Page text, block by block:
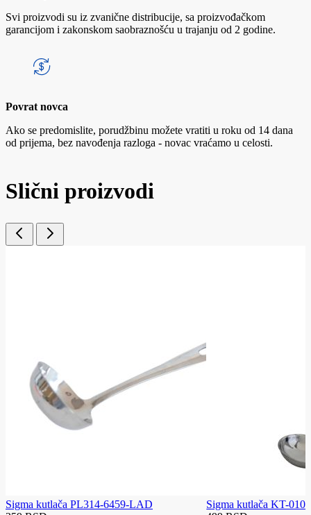
Svi proizvodi su iz zvanične distribucije, sa proizvođačkom
garancijom i zakonskom saobraznošću u trajanju od 2 godine.
Povrat novca
Ako se predomislite, porudžbinu možete vratiti u roku od 14 dana
od prijema, bez navođenja razloga - novac vraćamo u celosti.
Slični proizvodi
Sigma kutlača PL314-6459-LAD
Sigma kutlača KT-